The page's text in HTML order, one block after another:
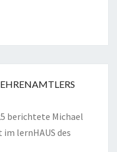
berichtete Michael
lernHAUS des